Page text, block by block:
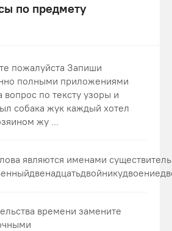
по предмету
пожалуйста Запиши
полными приложениями
вопрос по тексту узоры и
собака жук каждый хотел
жу ...
являются именами
времени замените